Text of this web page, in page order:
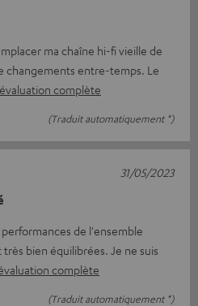
ma chaîne hi-fi vieille de
changements entre-temps. Le
complète
(Traduit automatiquement *)
de l'ensemble
bien équilibrées. Je ne suis
complète
(Traduit automatiquement *)
31/05/2023